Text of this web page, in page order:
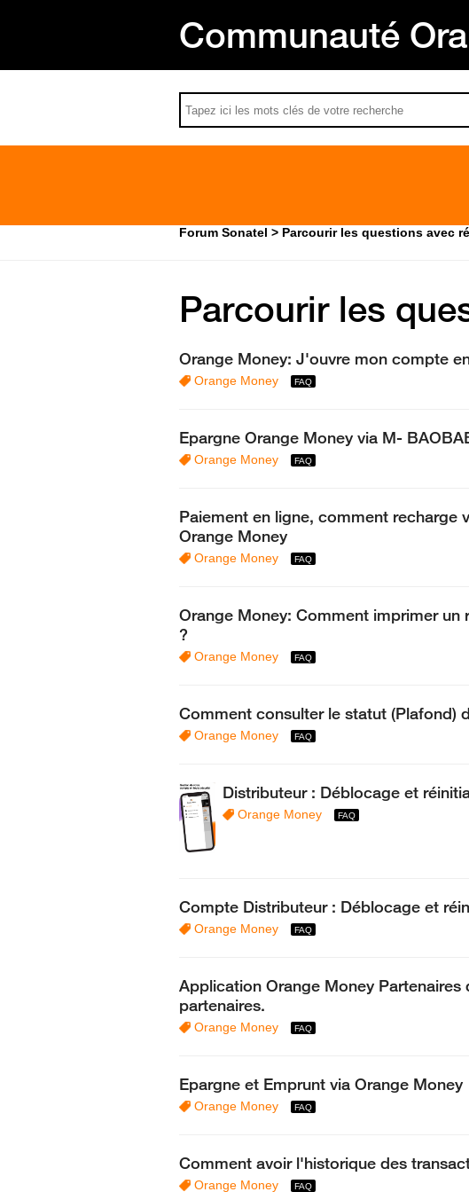
Communauté
Forum Sonatel Parcourir les questions avec
Parcourir les
Orange Money: J'ouvre mon compte
Orange Money
Epargne Orange Money via M-
Orange Money
Paiement en ligne, comment recharge
Orange Money
Orange Money
Orange Money: Comment imprimer
?
Orange Money
Comment consulter le statut (Plafond)
Orange Money
Distributeur : Déblocage et
Orange Money
Compte Distributeur : Déblocage et
Orange Money
Application Orange Money
partenaires.
Orange Money
Epargne et Emprunt via Orange Money
Orange Money
Comment avoir l'historique des
Orange Money